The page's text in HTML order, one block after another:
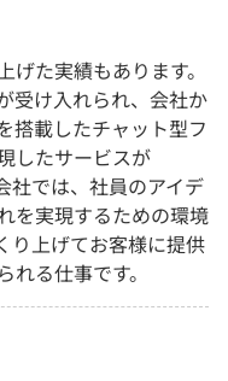
た実績もあります。
受け入れられ、会社か
搭載したチャット型フ
したサービスが
社では、社員のアイデ
を実現するための環境
り上げてお客様に提供
る仕事です。